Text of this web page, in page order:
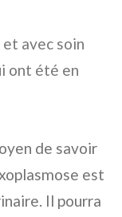
avec soin
ont été en
de savoir
est
Il pourra